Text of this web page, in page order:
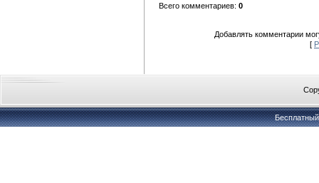
Всего комментариев: 0
Добавлять комментарии
[